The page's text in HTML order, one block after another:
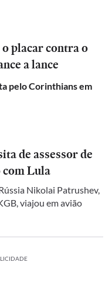
placar contra o
a lance
pelo Corinthians em
de assessor de
Lula
Nikolai Patrushev,
viajou em avião